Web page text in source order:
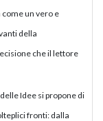
un vero e
della
che il lettore
Idee si propone di
fronti: dalla